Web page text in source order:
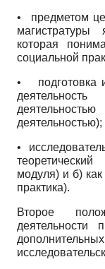
• предметом
магистратуры
которая
социальной
• подготовка
деятельностью);
•
модуля) и б)
практика).
Второе
деятельности